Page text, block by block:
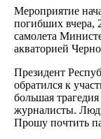
Мероприятие
погибших вчера,
самолета
акваторией
Президент
обратился к
большая
журналисты.
Прошу почтить